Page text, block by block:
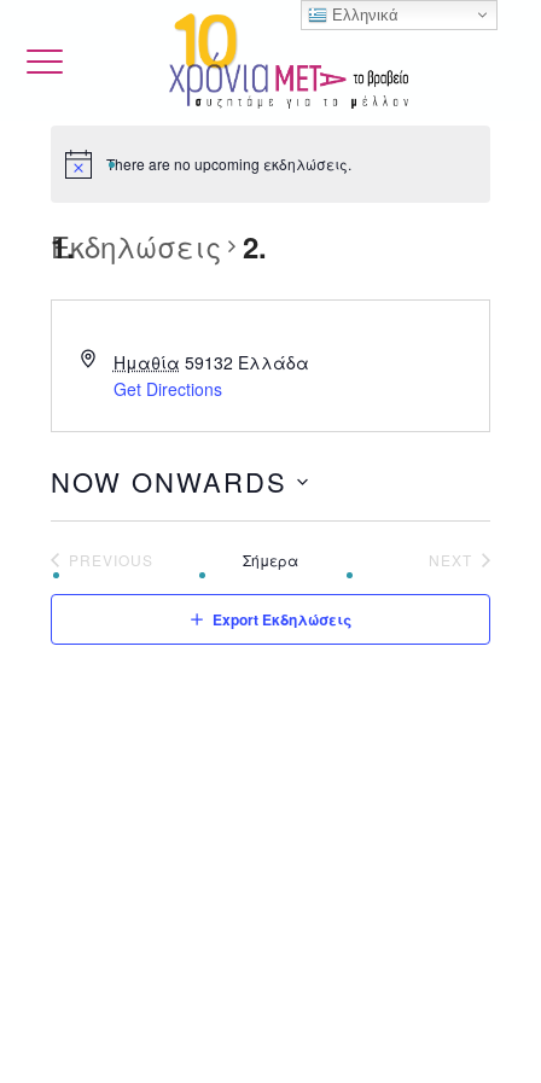
There are no upcoming εκδηλώσεις.
Εκδηλώσεις
Ημαθία 59132 Ελλάδα
Get Directions
NOW ONWARDS
Select
date.PREVIOUS
ΕΚΔΗΛΏΣΕΙΣ
Σήμερα
NEXT
Export Εκδηλώσεις
Ελληνικά